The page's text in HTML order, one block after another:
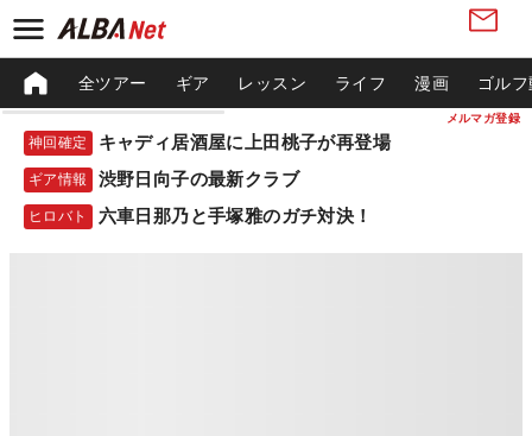
メルマガ登録
全ツアー ギア レッスン ライフ 漫画 ゴル
神回確定 キャディ居酒屋に上田桃子が再登場
ギア情報 渋野日向子の最新クラブ
ヒロバト 六車日那乃と手塚雅のガチ対決！